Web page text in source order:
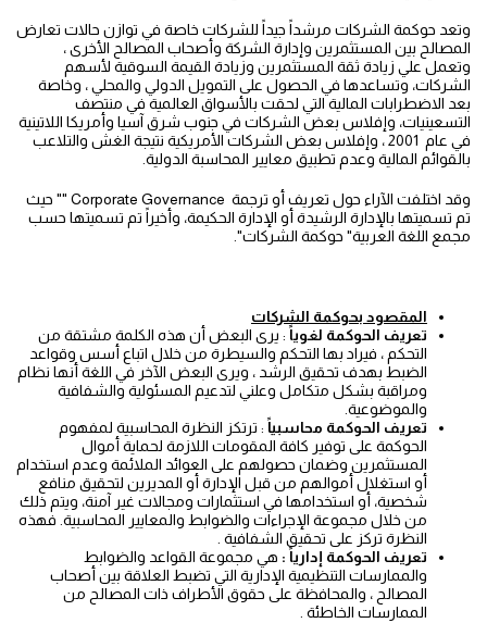
وتعد حوكمة الشركات مرشداً جيداً للشركات خاصة في توازن حالات تعارض
المصالح بين المستثمرين وإدارة الشركة وأصحاب المصالح الأخرى ،
وتعمل علي زيادة ثقة المستثمرين وزيادة القيمة السوقية لأسهم
الشركات، وتساعدها في الحصول على التمويل الدولي والمحلي ، وخاصة
بعد الاضطرابات المالية التي لحقت بالأسواق العالمية في منتصف
التسعينيات، وإفلاس بعض الشركات في جنوب شرق آسيا وأمريكا اللاتينية
في عام 2001 ، وإفلاس بعض الشركات الأمريكية نتيجة الغش والتلاعب
بالقوائم المالية وعدم تطبيق معايير المحاسبة الدولية.
وقد اختلفت الآراء حول تعريف أو ترجمة Corporate Governance "" حيث
تم تسميتها بالإدارة الرشيدة أو الإدارة الحكيمة، وأخيراً تم تسميتها حسب
مجمع اللغة العربية" حوكمة الشركات".
المقصود بحوكمة الشركات
تعريف الحوكمة لغوياً : يرى البعض أن هذه الكلمة مشتقة من
التحكم ، فيراد بها التحكم والسيطرة من خلال اتباع أسس وقواعد
الضبط بهدف تحقيق الرشد ، ويرى البعض الآخر في اللغة أنها نظام
ومراقبة بشكل متكامل وعلني لتدعيم المسئولية والشفافية
والموضوعية.
تعريف الحوكمة محاسبياً : ترتكز النظرة المحاسبية لمفهوم
الحوكمة على توفير كافة المقومات اللازمة لحماية أموال
المستثمرين وضمان حصولهم على العوائد الملائمة وعدم استخدام
أو استغلال أموالهم من قبل الإدارة أو المديرين لتحقيق منافع
شخصية، أو استخدامها في استثمارات ومجالات غير آمنة، ويتم ذلك
من خلال مجموعة الإجراءات والضوابط والمعايير المحاسبية. فهذه
النظرة تركز على تحقيق الشفافية .
تعريف الحوكمة إدارياً : هي مجموعة القواعد والضوابط
والممارسات التنظيمية الإدارية التي تضبط العلاقة بين أصحاب
المصالح ، والمحافظة على حقوق الأطراف ذات المصالح من
الممارسات الخاطئة .